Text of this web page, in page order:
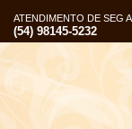
ATENDIMENTO DE SEG
(54) 98145-5232